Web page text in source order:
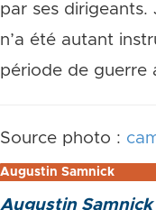
par ses dirigeants.
n’a été autant
période de guerre
Source photo :
Augustin Samnick
Augustin